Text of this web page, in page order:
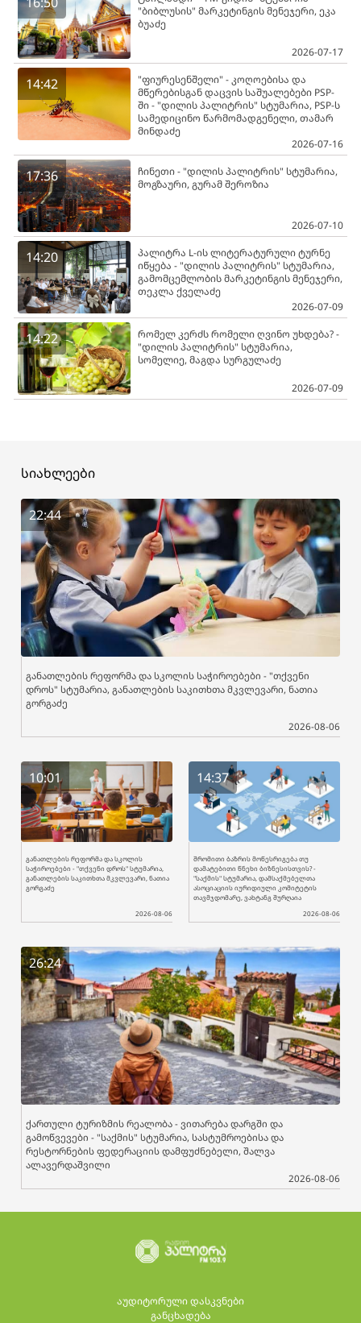
"ბიბლუსის" მარკეტინგის მენეჯერი, ეკა
ბუაძე
2026-07-17
14:42
"ფიურესენშელი" - კოღოებისა და
მწერებისგან დაცვის საშუალებები PSP-
ში - "დილის პალიტრის" სტუმარია, PSP-ს
სამედიცინო წარმომადგენელი, თამარ
მინდაძე
2026-07-16
17:36
ჩინეთი - "დილის პალიტრის" სტუმარია,
მოგზაური, გურამ შეროზია
2026-07-10
14:20
პალიტრა L-ის ლიტერატურული ტურნე
იწყება - "დილის პალიტრის" სტუმარია,
გამომცემლობის მარკეტინგის მენეჯერი,
თეკლა ქველაძე
2026-07-09
14:22
რომელ კერძს რომელი ღვინო უხდება? -
"დილის პალიტრის" სტუმარია,
სომელიე, მაგდა სურგულაძე
2026-07-09
სიახლეები
22:44
განათლების რეფორმა და სკოლის საჭიროებები - "თქვენი
დროს" სტუმარია, განათლების საკითხთა მკვლევარი, ნათია
გორგაძე
2026-08-06
10:01
განათლების რეფორმა და სკოლის
საჭიროებები - "თქვენი დროს" სტუმარია,
განათლების საკითხთა მკვლევარი, ნათია
გორგაძე
2026-08-06
14:37
შრომითი ბაზრის მოწესრიგება თუ
დამატებითი წნეხი ბიზნესისთვის? -
"საქმის" სტუმარია, დამსაქმებელთა
ასოციაციის იურიდიული კომიტეტის
თავმჯდომარე, ვახტანგ შურღაია
2026-08-06
26:24
ქართული ტურიზმის რეალობა - ვითარება დარგში და
გამოწვევები - "საქმის" სტუმარია, სასტუმროებისა და
რესტორნების ფედერაციის დამფუძნებელი, შალვა
ალავერდაშვილი
2026-08-06
აუდიტორული დასკვნები
განცხადება